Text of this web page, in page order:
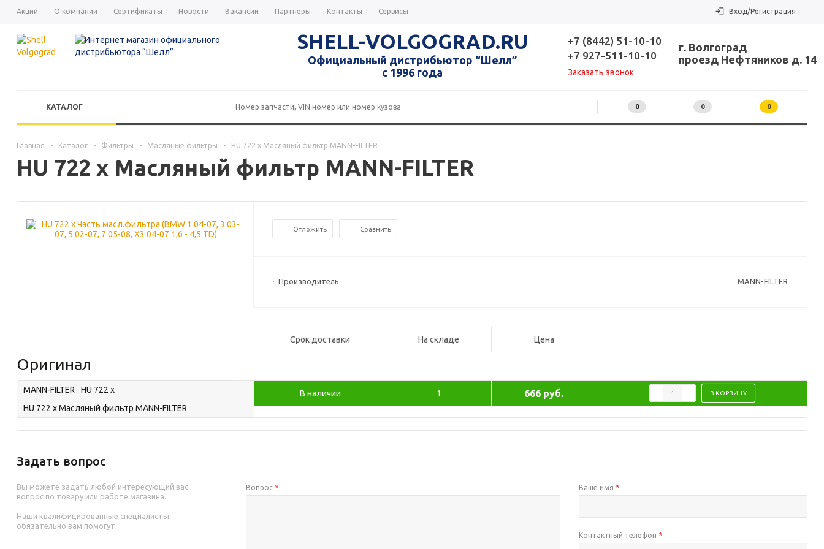
Акции О компании Сертификаты Новости Вакансии Партнеры Контакты Сервисы Вход/Регистрация
SHELL-VOLGOGRAD.RU
Официальный дистрибьютор “Шелл”
с 1996 года
+7 (8442) 51-10-10
+7 927-511-10-10
Заказать звонок
г. Волгоград
проезд Нефтяников д. 14
КАТАЛОГ 0 0 0
Главная - Каталог - Фильтры - Масляные фильтры - HU 722 x Масляный фильтр MANN-FILTER
HU 722 x Масляный фильтр MANN-FILTER
Отложить Сравнить
Производитель MANN-FILTER
Срок доставки На складе Цена
Оригинал
MANN-FILTER
HU 722 x
HU 722 x Масляный фильтр MANN-FILTER
В наличии 1 666 руб. В КОРЗИНУ
Задать вопрос
Вы можете задать любой интересующий вас
вопрос по товару или работе магазина.
Наши квалифицированные специалисты
обязательно вам помогут.
Вопрос * Ваше имя *
Контактный телефон *